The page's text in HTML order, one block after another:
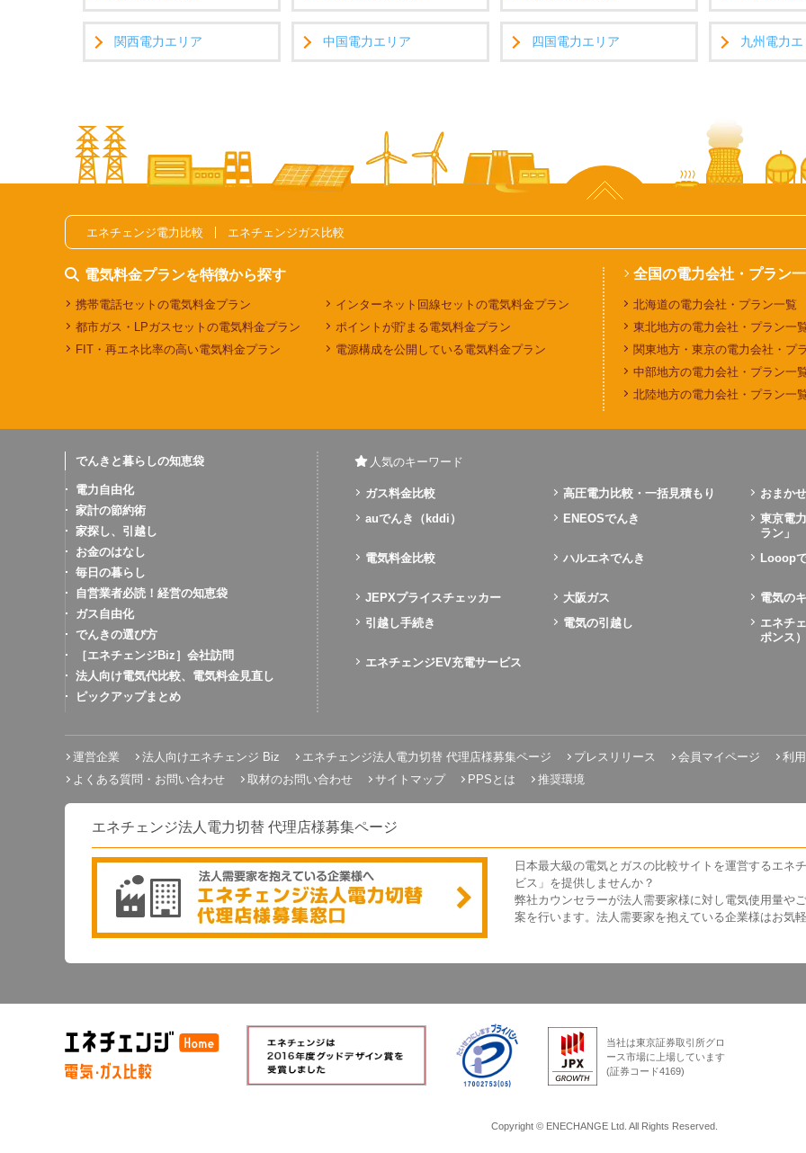
関西電力エリア 中国電力エリア 四国電力エリア 九州電力エ
エネチェンジ電力比較 エネチェンジガス比較
電気料金プランを特徴から探す
携帯電話セットの電気料金プラン
インターネット回線セットの電気料金プラン
都市ガス・LPガスセットの電気料金プラン
ポイントが貯まる電気料金プラン
FIT・再エネ比率の高い電気料金プラン
電源構成を公開している電気料金プラン
全国の電力会社・プラン
北海道の電力会社・プラン一覧
東北地方の電力会社・プラン一
関東地方・東京の電力会社・プ
中部地方の電力会社・プラン一
北陸地方の電力会社・プラン一
でんきと暮らしの知恵袋
電力自由化
家計の節約術
家探し、引越し
お金のはなし
毎日の暮らし
自営業者必読！経営の知恵袋
ガス自由化
でんきの選び方
［エネチェンジBiz］会社訪問
法人向け電気代比較、電気料金見直し
ピックアップまとめ
人気のキーワード
ガス料金比較 高圧電力比較・一括見積もり
おまか
auでんき（kddi）
ENEOSでんき
東京電
ラン」
電気料金比較
ハルエネでんき Looop
JEPXプライスチェッカー 大阪ガス
電気の
引越し手続き
電気の引越し
エネチ
ポンス
エネチェンジEV充電サービス
運営企業 法人向けエネチェンジ Biz エネチェンジ法人電力切替 代理店様募集ページ プレスリリース 会員マイページ
利
よくある質問・お問い合わせ
取材のお問い合わせ サイトマップ PPSとは 推奨環境
エネチェンジ法人電力切替 代理店様募集ページ
日本最大級の電気とガスの比較サイトを運営するエネ
ビス」を提供しませんか？
弊社カウンセラーが法人需要家様に対し電気使用量や
案を行います。法人需要家を抱えている企業様はお気
当社は東京証券取引所グロ
ース市場に上場しています
(証券コード4169)
Copyright © ENECHANGE Ltd. All Rights Reserved.